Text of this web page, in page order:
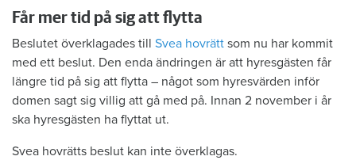
Får mer tid på sig att flytta
Beslutet överklagades till Svea hovrätt som nu har kommit
med ett beslut. Den enda ändringen är att hyresgästen får
längre tid på sig att flytta – något som hyresvärden inför
domen sagt sig villig att gå med på. Innan 2 november i år
ska hyresgästen ha flyttat ut.
Svea hovrätts beslut kan inte överklagas.